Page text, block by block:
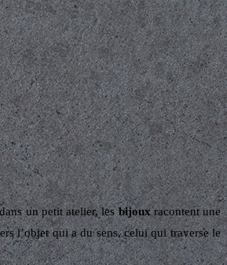
un petit atelier, lesbijouxracontent une
l’objet qui a du sens, celui qui traverse le